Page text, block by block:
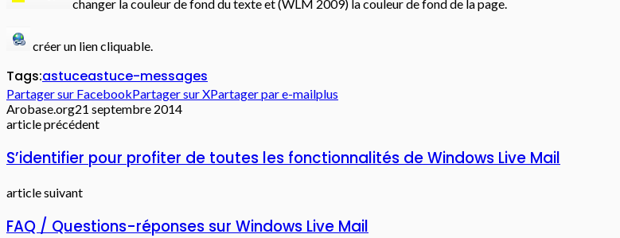
changer la couleur de fond du texte et (WLM 2009) la couleur de fond de la page.
créer un lien cliquable.
Tags:astuceastuce-messages
Partager sur FacebookPartager sur XPartager par e-mailplus
Arobase.org21 septembre 2014
article précédent
S’identifier pour profiter de toutes les fonctionnalités de Windows Live Mail
article suivant
FAQ / Questions-réponses sur Windows Live Mail